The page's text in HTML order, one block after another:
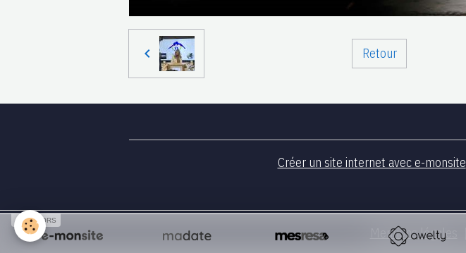
Retour
Créer un site internet avec e-monsite
Mentions légales
SPONSORS